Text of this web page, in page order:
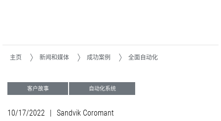
主页 新闻和媒体 成功案例 全面自动化
客户故事 自动化系统
10/17/2022 | Sandvik Coromant